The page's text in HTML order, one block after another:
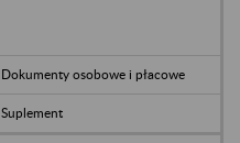
Dokumenty osobowe i płacowe
Suplement